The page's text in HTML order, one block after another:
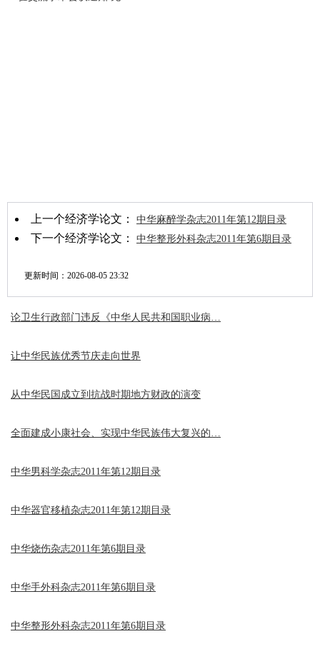
上一个经济学论文： 中华麻醉学杂志2011年第12期目录
下一个经济学论文： 中华整形外科杂志2011年第6期目录
更新时间： 2026-08-05 23:32
论卫生行政部门违反《中华人民共和国职业病…
让中华民族优秀节庆走向世界
从中华民国成立到抗战时期地方财政的演变
全面建成小康社会、实现中华民族伟大复兴的…
中华男科学杂志2011年第12期目录
中华器官移植杂志2011年第12期目录
中华烧伤杂志2011年第6期目录
中华手外科杂志2011年第6期目录
中华整形外科杂志2011年第6期目录